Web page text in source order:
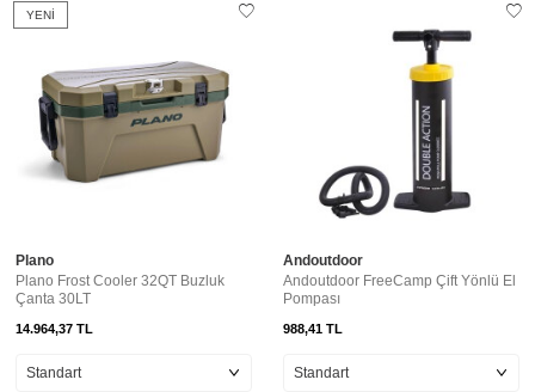
YENI
Plano
Plano Frost Cooler 32QT Buzluk
Çanta 30LT
14.964,37 TL
Andoutdoor
Andoutdoor FreeCamp Çift Yönlü El
Pompası
988,41 TL